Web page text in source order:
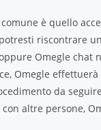
comune è quello
riscontrare
Omegle chat
Omegle
da
altre persone,